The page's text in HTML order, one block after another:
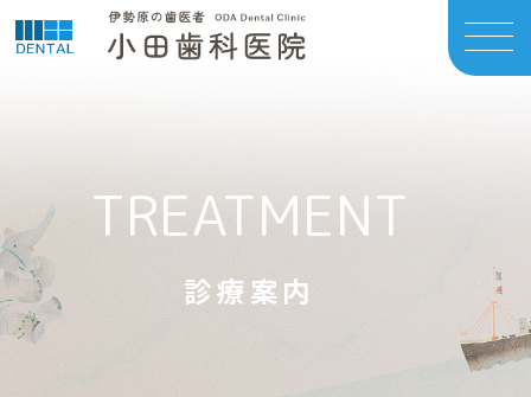
診療案内
TREATMENT